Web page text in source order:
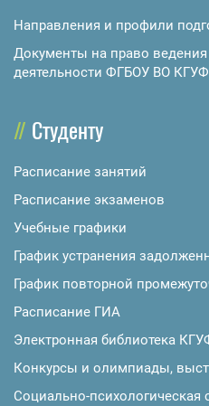
Направления и профили
Документы на право ведения
деятельности ФГБОУ ВО
Студенту
Расписание занятий
Расписание экзаменов
Учебные графики
График устранения
График повторной
Расписание ГИА
Электронная библиотека
Конкурсы и олимпиады,
Социально-психологическая